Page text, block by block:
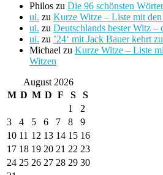
Philos zu Die 96 schönsten
ui. zu Kurze Witze – Liste mit
ui. zu Deutschlands bester Witz –
ui. zu ’24‘ mit Jack Bauer kehrt
Michael zu Kurze Witze – Liste
Witzen
August 2026
M D M D F S
S
1
2
3
4 5 6 7 8
9
10 11 12 13 14 15 16
17 18 19 20 21 22 23
24 25 26 27 28 29 30